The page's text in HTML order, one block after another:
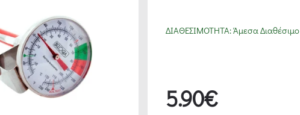
ΔΙΑΘΕΣΙΜΟΤΗΤΑ:Άμεσα Διαθέσιμο
5.90€